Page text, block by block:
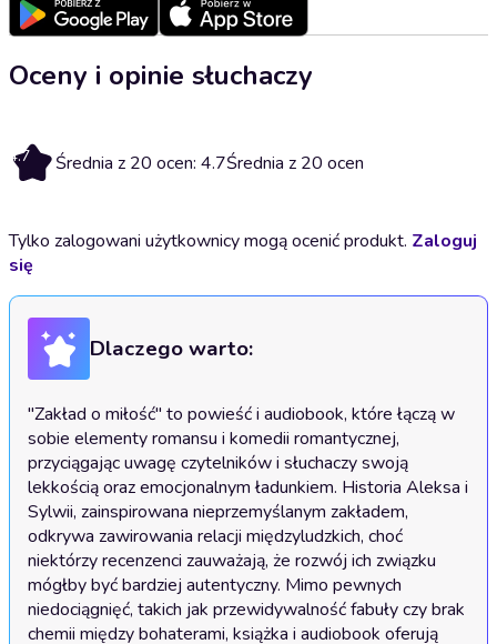
Oceny i opinie słuchaczy
4.7 Średnia z 20 ocen: 4.7Średnia z 20 ocen
Tylko zalogowani użytkownicy mogą ocenić produkt. Zaloguj
się
Dlaczego warto:
"Zakład o miłość" to powieść i audiobook, które łączą w
sobie elementy romansu i komedii romantycznej,
przyciągając uwagę czytelników i słuchaczy swoją
lekkością oraz emocjonalnym ładunkiem. Historia Aleksa i
Sylwii, zainspirowana nieprzemyślanym zakładem,
odkrywa zawirowania relacji międzyludzkich, choć
niektórzy recenzenci zauważają, że rozwój ich związku
mógłby być bardziej autentyczny. Mimo pewnych
niedociągnięć, takich jak przewidywalność fabuły czy brak
chemii między bohaterami, książka i audiobook oferują